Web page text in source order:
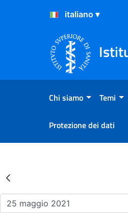
Salta al Contenuto
Salta al Footer
Chi siamo Temi
Protezione dei dati
Risultati della